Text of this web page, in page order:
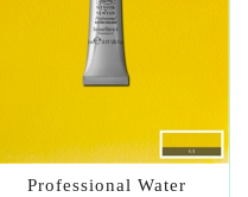
Professional Water